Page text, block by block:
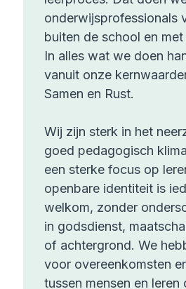
onderwijsprofessionals
buiten de school en
In alles wat we doen
vanuit onze
Samen en Rust.
Wij zijn sterk in het
goed pedagogisch
een sterke focus op
openbare identiteit is
welkom, zonder
in godsdienst,
of achtergrond. We
voor overeenkomsten
tussen mensen en leren